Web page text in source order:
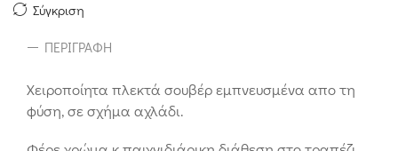
Σύγκριση
ΠΕΡΙΓΡΑΦΉ
Χειροποίητα πλεκτά σουβέρ εμπνευσμένα απο τη
φύση, σε σχήμα αχλάδι.